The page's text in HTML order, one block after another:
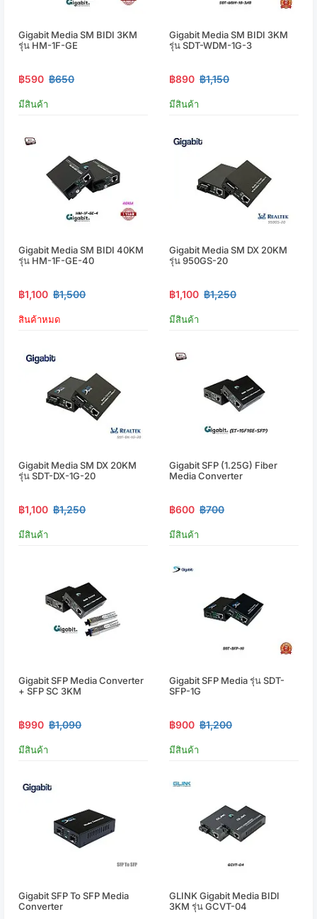
Gigabit Media SM BIDI 3KM
รุ่น HM-1F-GE
฿590 ฿650
มีสินค้า
Gigabit Media SM BIDI 3KM
รุ่น SDT-WDM-1G-3
฿890 ฿1,150
มีสินค้า
Gigabit Media SM BIDI 40KM
รุ่น HM-1F-GE-40
฿1,100 ฿1,500
สินค้าหมด
Gigabit Media SM DX 20KM
รุ่น 950GS-20
฿1,100 ฿1,250
มีสินค้า
Gigabit Media SM DX 20KM
รุ่น SDT-DX-1G-20
฿1,100 ฿1,250
มีสินค้า
Gigabit SFP (1.25G) Fiber
Media Converter
฿600 ฿700
มีสินค้า
Gigabit SFP Media Converter
+ SFP SC 3KM
฿990 ฿1,090
มีสินค้า
Gigabit SFP Media รุ่น SDT-
SFP-1G
฿900 ฿1,200
มีสินค้า
Gigabit SFP To SFP Media
Converter
GLINK Gigabit Media BIDI
3KM รุ่น GCVT-04